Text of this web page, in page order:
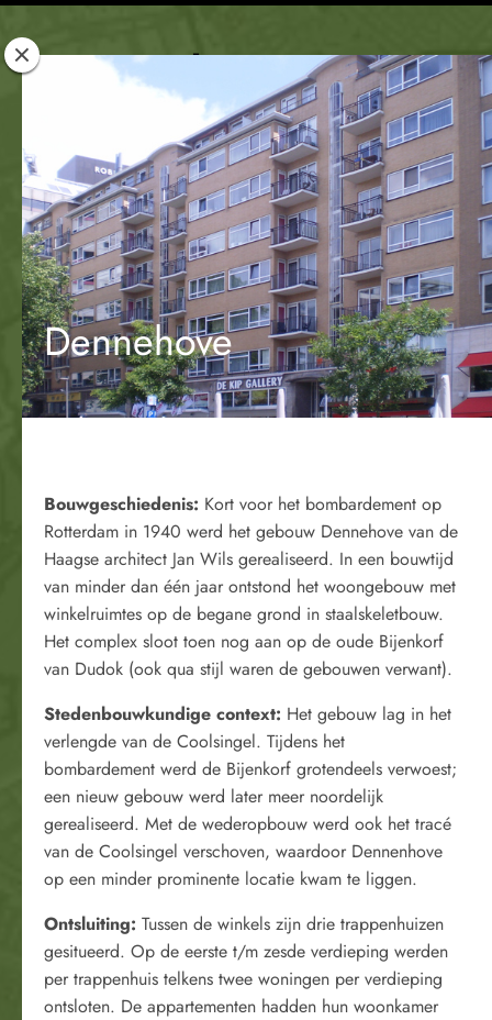
Rotterdam
Woont
Dennehove
Bouwgeschiedenis: Kort voor het bombardement op
Rotterdam in 1940 werd het gebouw Dennehove van de
Haagse architect Jan Wils gerealiseerd. In een bouwtijd
van minder dan één jaar ontstond het woongebouw met
winkelruimtes op de begane grond in staalskeletbouw.
Het complex sloot toen nog aan op de oude Bijenkorf
van Dudok (ook qua stijl waren de gebouwen verwant).
Stedenbouwkundige context: Het gebouw lag in het
verlengde van de Coolsingel. Tijdens het
bombardement werd de Bijenkorf grotendeels verwoest;
een nieuw gebouw werd later meer noordelijk
gerealiseerd. Met de wederopbouw werd ook het tracé
van de Coolsingel verschoven, waardoor Dennenhove
op een minder prominente locatie kwam te liggen.
Ontsluiting: Tussen de winkels zijn drie trappenhuizen
gesitueerd. Op de eerste t/m zesde verdieping werden
per trappenhuis telkens twee woningen per verdieping
ontsloten. De appartementen hadden hun woonkamer